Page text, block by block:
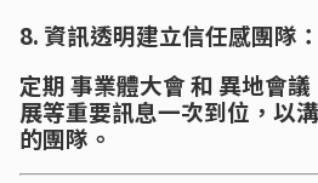
8. 資訊透明建立信任感團隊：
定期 事業體大會 和 異地會
展等重要訊息一次到位，以
的團隊。